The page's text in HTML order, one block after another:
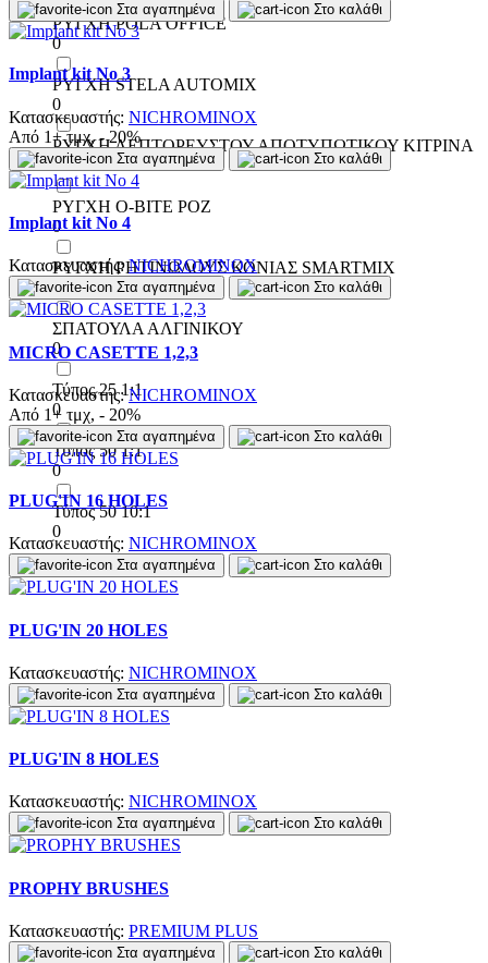
ΡΥΓΧΗ POLA OFFICE
0
ΡΥΓΧΗ STELA AUTOMIX
0
ΡΥΓΧΗ ΛΕΠΤΟΡΕΥΣΤΟΥ ΑΠΟΤΥΠΩΤΙΚΟΥ ΚΙΤΡΙΝΑ
0
ΡΥΓΧΗ Ο-ΒΙΤΕ ΡΟΖ
0
ΡΥΓΧΗ ΡΗΤΙΝΩΔΟΥΣ ΚΟΝΙΑΣ SMARTMIX
0
ΣΠΑΤΟΥΛΑ ΑΛΓΙΝΙΚΟΥ
0
Τύπος 25 1:1
0
Τύπος 50 1:1
0
Τύπος 50 10:1
0
Στα αγαπημένα Στο καλάθι
Implant kit No 3
Κατασκευαστής: NICHROMINOX
Από 1+ τμχ, - 20%
Στα αγαπημένα Στο καλάθι
Implant kit No 4
Κατασκευαστής:NICHROMINOX
Στα αγαπημένα Στο καλάθι
MICRO CASETTE 1,2,3
Κατασκευαστής:NICHROMINOX
Από 1+ τμχ, - 20%
Στα αγαπημένα Στο καλάθι
PLUG'IN 16 HOLES
Κατασκευαστής: NICHROMINOX
Στα αγαπημένα Στο καλάθι
PLUG'IN 20 HOLES
Κατασκευαστής: NICHROMINOX
Στα αγαπημένα Στο καλάθι
PLUG'IN 8 HOLES
Κατασκευαστής: NICHROMINOX
Στα αγαπημένα Στο καλάθι
PROPHY BRUSHES
Κατασκευαστής: PREMIUM PLUS
Στα αγαπημένα Στο καλάθι